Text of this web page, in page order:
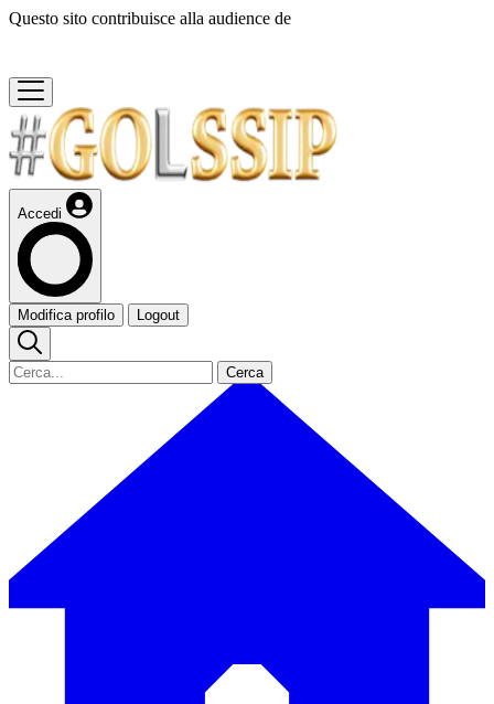
Questo sito contribuisce alla audience de
Accedi
Modifica profilo Logout
Cerca